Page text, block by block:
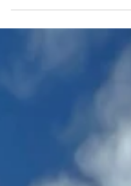
freschissimi ed un elevato